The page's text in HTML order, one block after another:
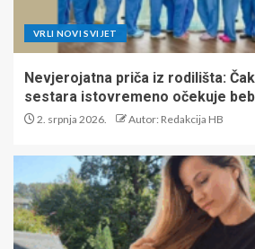
VRLI NOVI SVIJET
Nevjerojatna priča iz rodilišta:
sestara istovremeno očekuje
2. srpnja 2026. Autor: Redakcija HB